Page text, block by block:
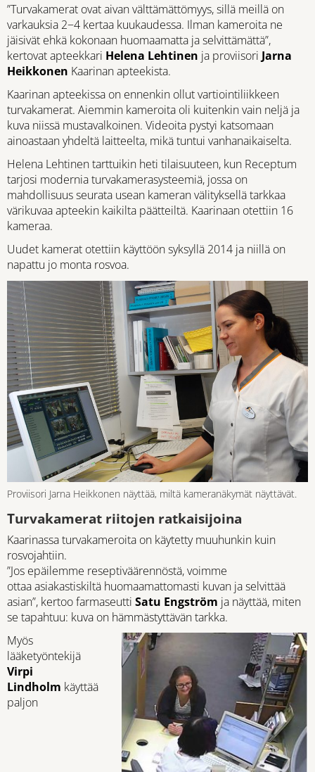
”Turvakamerat ovat aivan välttämättömyys, sillä meillä on
varkauksia 2−4 kertaa kuukaudessa. Ilman kameroita ne
jäisivät ehkä kokonaan huomaamatta ja selvittämättä”,
kertovat apteekkari Helena Lehtinen ja proviisori Jarna
Heikkonen Kaarinan apteekista.
Kaarinan apteekissa on ennenkin ollut vartiointiliikkeen
turvakamerat. Aiemmin kameroita oli kuitenkin vain neljä ja
kuva niissä mustavalkoinen. Videoita pystyi katsomaan
ainoastaan yhdeltä laitteelta, mikä tuntui vanhanaikaiselta.
Helena Lehtinen tarttuikin heti tilaisuuteen, kun Receptum
tarjosi modernia turvakamerasysteemiä, jossa on
mahdollisuus seurata usean kameran välityksellä tarkkaa
värikuvaa apteekin kaikilta päätteiltä. Kaarinaan otettiin 16
kameraa.
Uudet kamerat otettiin käyttöön syksyllä 2014 ja niillä on
napattu jo monta rosvoa.
Proviisori Jarna Heikkonen näyttää, miltä kameranäkymät näyttävät.
Turvakamerat riitojen ratkaisijoina
Kaarinassa turvakameroita on käytetty muuhunkin kuin
rosvojahtiin.
”Jos epäilemme reseptiväärennöstä, voimme
ottaa asiakastiskiltä huomaamattomasti kuvan ja selvittää
asian”, kertoo farmaseutti Satu Engström ja näyttää, miten
se tapahtuu: kuva on hämmästyttävän tarkka.
Myös
lääketyöntekijä
Virpi
Lindholm käyttää
paljon